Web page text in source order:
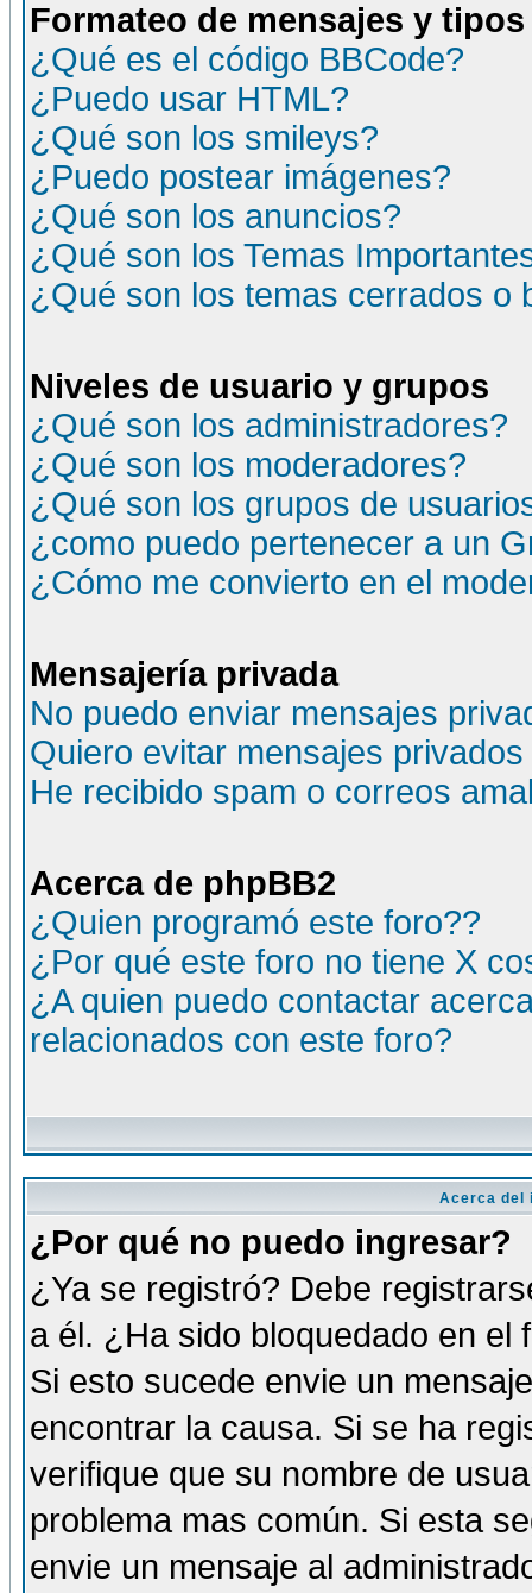
Formateo de mensajes y
¿Qué es el código BBCode?
¿Puedo usar HTML?
¿Qué son los smileys?
¿Puedo postear imágenes?
¿Qué son los anuncios?
¿Qué son los Temas
¿Qué son los temas cerrados o
Niveles de usuario y grupos
¿Qué son los administradores?
¿Qué son los moderadores?
¿Qué son los grupos de
¿como puedo pertenecer a un
¿Cómo me convierto en el
Mensajería privada
No puedo enviar mensajes
Quiero evitar mensajes
He recibido spam o correos
Acerca de phpBB2
¿Quien programó este foro??
¿Por qué este foro no tiene X
¿A quien puedo contactar
relacionados con este foro?
Acerca del
¿Por qué no puedo ingresar?
¿Ya se registró? Debe
a él. ¿Ha sido bloquedado en
Si esto sucede envie un
encontrar la causa. Si se ha
verifique que su nombre de
problema mas común. Si esta
envie un mensaje al